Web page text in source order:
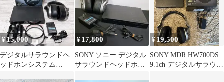
¥15,000
デジタルサラウンドヘ
ッドホンシステム
¥ 17,800
SONY ソニー デジタル
サラウンドヘッドホン
¥19,500
SONY MDR HW700DS
9.1ch デジタルサラウン